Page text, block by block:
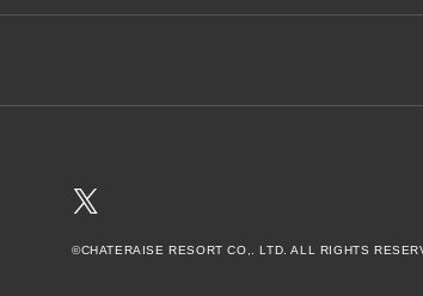
©CHATERAISE RESORT CO,. LTD. ALL RIGHTS